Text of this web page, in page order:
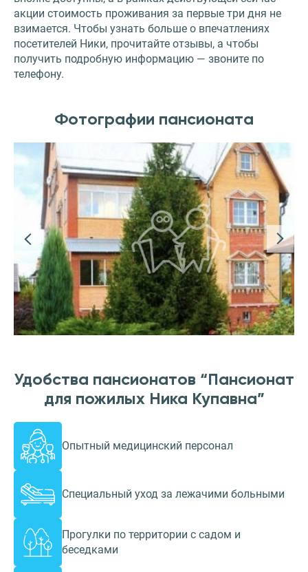
акции стоимость проживания за первые три дня не
взимается. Чтобы узнать больше о впечатлениях
посетителей Ники, прочитайте отзывы, а чтобы
получить подробную информацию — звоните по
телефону.
Фотографии пансионата
Удобства пансионатов “Пансионат
для пожилых Ника Купавна”
Опытный медицинский персонал
Специальный уход за лежачими больными
Прогулки по территории с садом и
беседками